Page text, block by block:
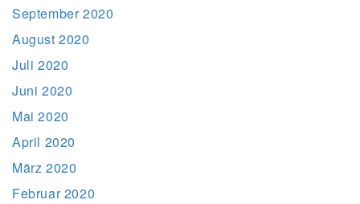
September 2020
August 2020
Juli 2020
Juni 2020
Mai 2020
April 2020
März 2020
Februar 2020